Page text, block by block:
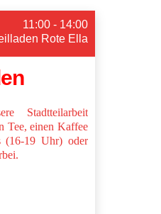
11:00 - 14:00
Rote Ella
Stadtteilarbeit
Tee, einen Kaffee
(16-19 Uhr) oder